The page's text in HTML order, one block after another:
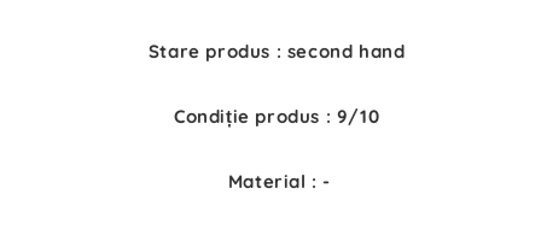
Stare produs : second hand
Condiție produs : 9/10
Material : -